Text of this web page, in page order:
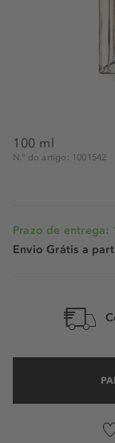
100 ml
N.° do artigo: 1001542
Prazo de entrega:
Envio Grátis a